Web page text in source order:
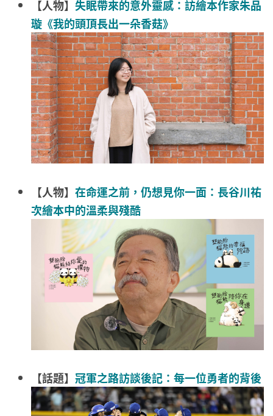
【人物】 失眠帶來的意外靈感：訪繪本作家朱品
璇《我的頭頂長出一朵香菇》
【人物】 在命運之前，仍想見你一面：長谷川祐
次繪本中的溫柔與殘酷
【話題】 冠軍之路訪談後記：每一位勇者的背後